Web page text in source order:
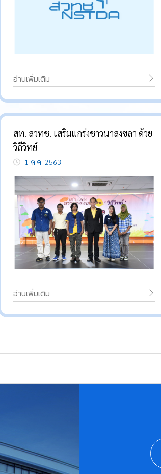
อ่านเพิ่มเติม
สท. สวทช. เสริมแกร่งชาวนาสงขลา ด้วย
วิถีวิทย์
1 ต.ค. 2563
อ่านเพิ่มเติม